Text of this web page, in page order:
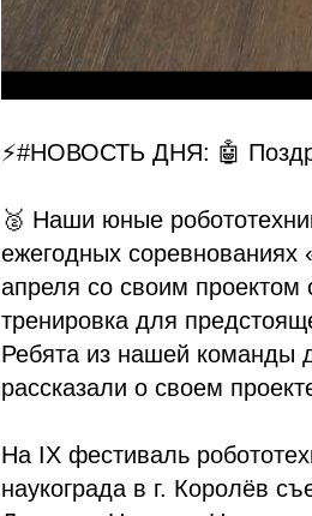
⚡#НОВОСТЬ ДНЯ: 🤖
🥈 Наши юные
ежегодных соревнованиях
апреля со своим
тренировка для
Ребята из нашей команды
рассказали о своем
На IX фестиваль
наукограда в г. Королёв